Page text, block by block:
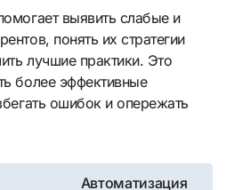
выявить слабые и
понять их стратегии
лучшие практики. Это
более эффективные
ошибок и опережать
Автоматизация